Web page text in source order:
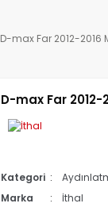
D-max Far 2012-2016
D-max Far
Kategori
Marka
İthal